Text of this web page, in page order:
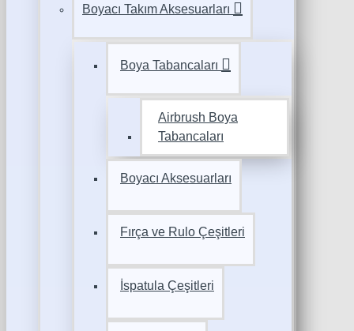
Boyacı Takım Aksesuarları
Boya Tabancaları
Airbrush Boya
Tabancaları
Boyacı Aksesuarları
Fırça ve Rulo Çeşitleri
İspatula Çeşitleri